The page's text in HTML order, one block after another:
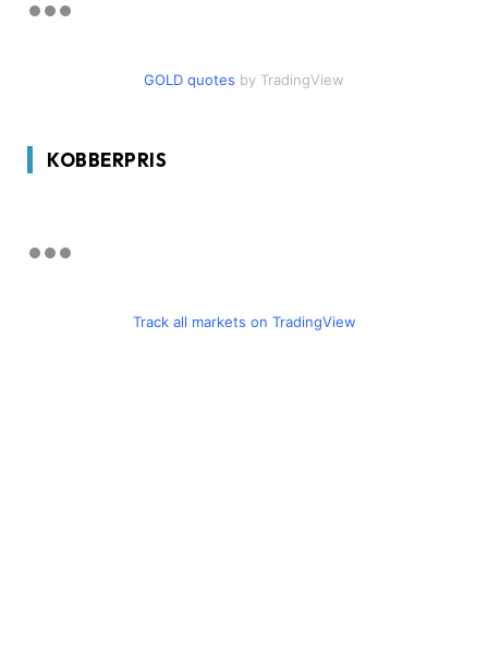
GOLD quotes by TradingView
KOBBERPRIS
Track all markets on TradingView